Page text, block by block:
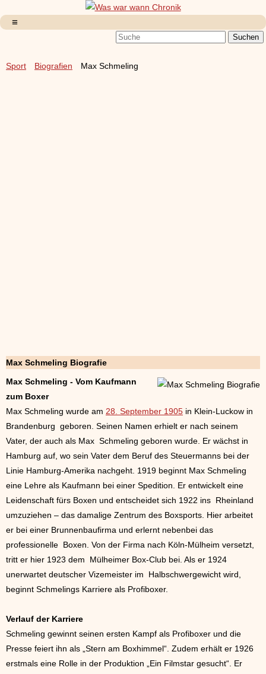
Sport Biografien Max Schmeling
Max Schmeling Biografie
Max Schmeling - Vom Kaufmann
zum Boxer
Max Schmeling wurde am 28. September 1905 in Klein-Luckow in
Brandenburg geboren. Seinen Namen erhielt er nach seinem
Vater, der auch als Max Schmeling geboren wurde. Er wächst in
Hamburg auf, wo sein Vater dem Beruf des Steuermanns bei der
Linie Hamburg-Amerika nachgeht. 1919 beginnt Max Schmeling
eine Lehre als Kaufmann bei einer Spedition. Er entwickelt eine
Leidenschaft fürs Boxen und entscheidet sich 1922 ins Rheinland
umzuziehen – das damalige Zentrum des Boxsports. Hier arbeitet
er bei einer Brunnenbaufirma und erlernt nebenbei das
professionelle Boxen. Von der Firma nach Köln-Mülheim versetzt,
tritt er hier 1923 dem Mülheimer Box-Club bei. Als er 1924
unerwartet deutscher Vizemeister im Halbschwergewicht wird,
beginnt Schmelings Karriere als Profiboxer.
Verlauf der Karriere
Schmeling gewinnt seinen ersten Kampf als Profiboxer und die
Presse feiert ihn als „Stern am Boxhimmel“. Zudem erhält er 1926
erstmals eine Rolle in der Produktion „Ein Filmstar gesucht“. Er